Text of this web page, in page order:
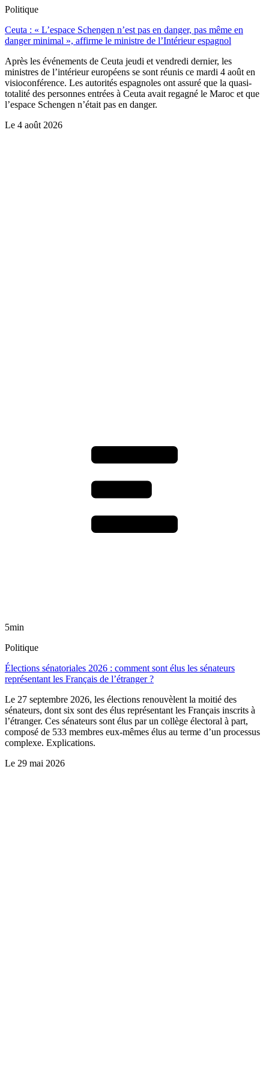
Politique
Ceuta : « L’espace Schengen n’est pas en danger, pas même en
danger minimal », affirme le ministre de l’Intérieur espagnol
Après les événements de Ceuta jeudi et vendredi dernier, les
ministres de l’intérieur européens se sont réunis ce mardi 4 août en
visioconférence. Les autorités espagnoles ont assuré que la quasi-
totalité des personnes entrées à Ceuta avait regagné le Maroc et que
l’espace Schengen n’était pas en danger.
Le 4 août 2026
5min
Politique
Élections sénatoriales 2026 : comment sont élus les sénateurs
représentant les Français de l’étranger ?
Le 27 septembre 2026, les élections renouvèlent la moitié des
sénateurs, dont six sont des élus représentant les Français inscrits à
l’étranger. Ces sénateurs sont élus par un collège électoral à part,
composé de 533 membres eux-mêmes élus au terme d’un processus
complexe. Explications.
Le 29 mai 2026